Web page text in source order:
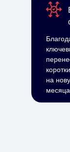
на
месяца.